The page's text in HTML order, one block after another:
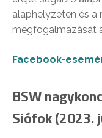
alaphelyzeten és a
megfogalmazását
Facebook-
BSW
Siófok (2023.